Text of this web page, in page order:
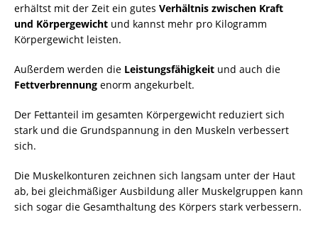
erhältst mit der Zeit ein gutes Verhältnis zwischen Kraft
und Körpergewicht und kannst mehr pro Kilogramm
Körpergewicht leisten.
Außerdem werden die Leistungsfähigkeit und auch die
Fettverbrennung enorm angekurbelt.
Der Fettanteil im gesamten Körpergewicht reduziert sich
stark und die Grundspannung in den Muskeln verbessert
sich.
Die Muskelkonturen zeichnen sich langsam unter der Haut
ab, bei gleichmäßiger Ausbildung aller Muskelgruppen kann
sich sogar die Gesamthaltung des Körpers stark verbessern.